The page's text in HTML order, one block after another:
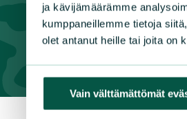
ja kävijämäärämme
kumppaneillemme tietoja
olet antanut heille tai joita on
Vain välttämättömät